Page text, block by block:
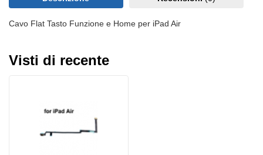
Cavo Flat Tasto Funzione e Home per iPad Air
Visti di recente